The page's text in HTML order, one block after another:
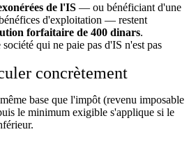
de l'IS — ou bénéficiant d'une
d'exploitation — restent
forfaitaire de 400 dinars.
qui ne paie pas d'IS n'est pas
concrètement
base que l'impôt (revenu imposable
le minimum exigible s'applique si le